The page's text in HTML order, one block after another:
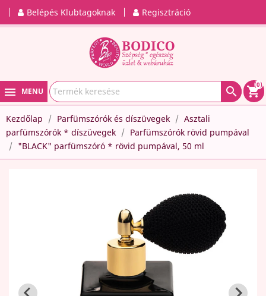
Belépés Klubtagoknak Regisztráció
MENU  shopping_cart
(0)
Kezdőlap Parfümszórók és díszüvegek
Asztali
parfümszórók * díszüvegek
Parfümszórók rövid pumpával
"BLACK" parfümszóró * rövid pumpával, 50 ml